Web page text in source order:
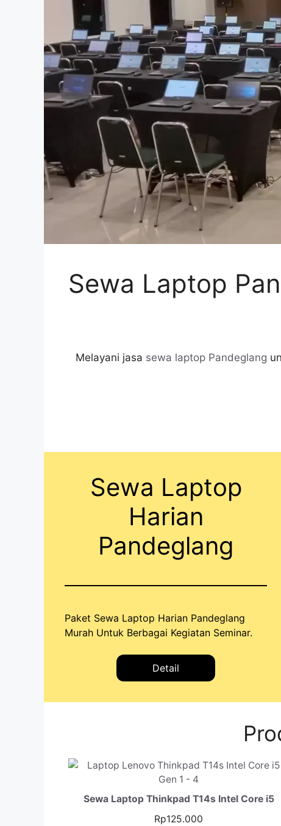
Sewa Laptop
Melayani jasa sewa laptop Pandeglang
Sewa Laptop
Harian
Pandeglang
Paket Sewa Laptop Harian Pandeglang
Murah Untuk Berbagai Kegiatan Seminar.
Detail
Sewa Laptop Thinkpad T14s Intel Core i5
Rp125.000